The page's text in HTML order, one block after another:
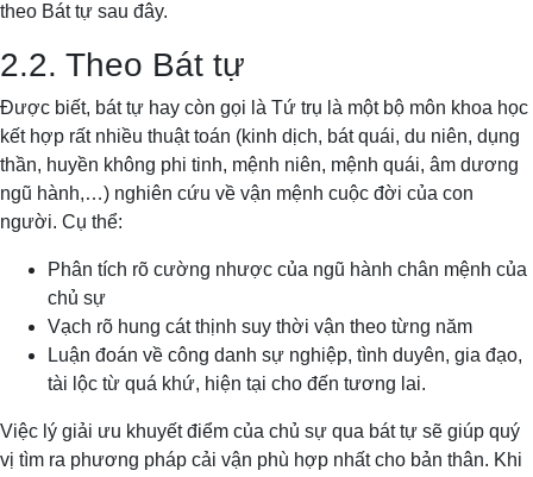
theo Bát tự sau đây.
2.2. Theo Bát tự
Được biết, bát tự hay còn gọi là Tứ trụ là một bộ môn khoa học
kết hợp rất nhiều thuật toán (kinh dịch, bát quái, du niên, dụng
thần, huyền không phi tinh, mệnh niên, mệnh quái, âm dương
ngũ hành,…) nghiên cứu về vận mệnh cuộc đời của con
người. Cụ thể:
Phân tích rõ cường nhược của ngũ hành chân mệnh của
chủ sự
Vạch rõ hung cát thịnh suy thời vận theo từng năm
Luận đoán về công danh sự nghiệp, tình duyên, gia đạo,
tài lộc từ quá khứ, hiện tại cho đến tương lai.
Việc lý giải ưu khuyết điểm của chủ sự qua bát tự sẽ giúp quý
vị tìm ra phương pháp cải vận phù hợp nhất cho bản thân. Khi